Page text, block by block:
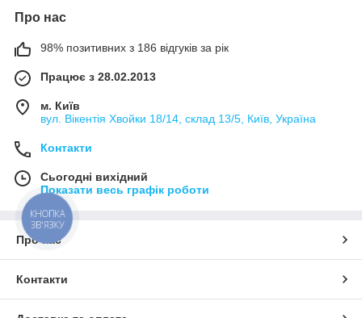
Про нас
98% позитивних з 186 відгуків за рік
Працює з 28.02.2013
м. Київ
вул. Вікентія Хвойки 18/14, склад 13/5, Київ, Україна
Контакти
Сьогодні вихідний
Показати весь графік роботи
Про нас
Контакти
КНОПКА
ЗВ'ЯЗКУ